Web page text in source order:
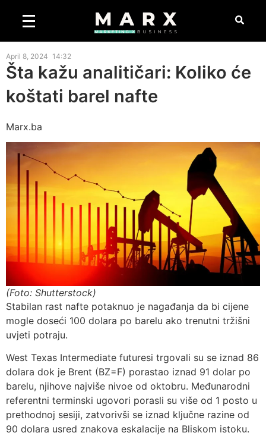
April 8, 2024 14:32
Šta kažu analitičari: Koliko će
koštati barel nafte
Marx.ba
(Foto: Shutterstock)
Stabilan rast nafte potaknuo je nagađanja da bi cijene
mogle doseći 100 dolara po barelu ako trenutni tržišni
uvjeti potraju.
West Texas Intermediate futuresi trgovali su se iznad 86
dolara dok je Brent (BZ=F) porastao iznad 91 dolar po
barelu, njihove najviše nivoe od oktobru. Međunarodni
referentni terminski ugovori porasli su više od 1 posto u
prethodnoj sesiji, zatvorivši se iznad ključne razine od
90 dolara usred znakova eskalacije na Bliskom istoku.